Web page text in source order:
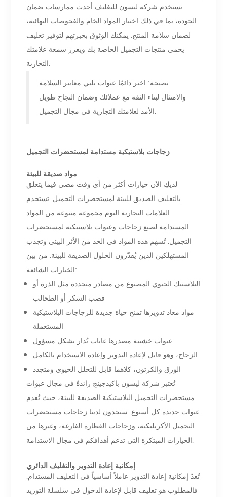
تستخدم شركة ليسون للتغليف أحدث ممارسات ضمان
الجودة، بما في ذلك اختبار المواد الخام والفحوصات النهائية،
لضمان سلامة المنتج. يمكنك الوثوق بخبرتهم لتوفير تغليف
يحمي منتجات التجميل الخاصة بك ويعزز سمعة علامتك
التجارية.
نصيحة: اختر دائمًا عبوات تلبي معايير السلامة
والامتثال لبناء الثقة مع عملائك وضمان النجاح طويل
الأمد لعلامتك التجارية في مجال التجميل.
زجاجات بلاستيكية مستدامة لمستحضرات التجميل
مواد صديقة للبيئة
لديكِ الآن خيارات أكثر من أي وقت مضى فيما يتعلق
بالتغليف الصديق للبيئة لمستحضرات التجميل. تستخدم
العلامات التجارية اليوم مجموعة متنوعة من المواد
المستدامة لصنع زجاجات وعبوات بلاستيكية لمستحضرات
التجميل. تُسهم هذه المواد في الحد من الأثر البيئي وتجذب
المستهلكين الذين يُقدّرون الحلول الصديقة للبيئة. من بين
الخيارات الشائعة:
البلاستيك الحيوي المصنوع من مصادر متجددة مثل الذرة أو
قصب السكر أو الطحالب
مواد معاد تدويرها تمنح حياة جديدة للزجاجات البلاستيكية
المستعملة
عبوات خشبية مصدرها غابات تُدار بشكل مسؤول
الزجاج، وهو قابل لإعادة التدوير وإعادة الاستخدام بالكامل
الورق والكرتون، كلاهما قابل للتحلل الحيوي ومتجدد
تُعتبر شركة ليسون باكيدجينج رائدةً في مجال عبوات
مستحضرات التجميل البلاستيكية الصديقة للبيئة، حيث تُقدم
عبوات جديدة كل أسبوع. ستجدون لدينا زجاجات مستحضرات
التجميل الأكريليكية، وزجاجات القطارة الفارغة، وغيرها من
الخيارات المبتكرة التي تدعم أهدافكم في مجال الاستدامة.
إمكانية إعادة التدوير والتغليف الدائري
تُعدّ إمكانية إعادة التدوير عاملاً أساسياً في التغليف المستدام.
فالمطلوب هو تغليف قابل لإعادة الدخول في سلسلة التوريد